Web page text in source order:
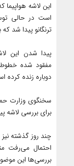
این لاشه
ترنگانو پیدا شد
پیدا شدن این
دوباره زنده کرده
سخنگوی وزارت
برای بررسی لاشه
چند روز گذشته
بررسی‌ها این